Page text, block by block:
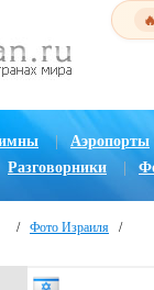
| Аэропорты
Разговорники
/ Фото Израиля /